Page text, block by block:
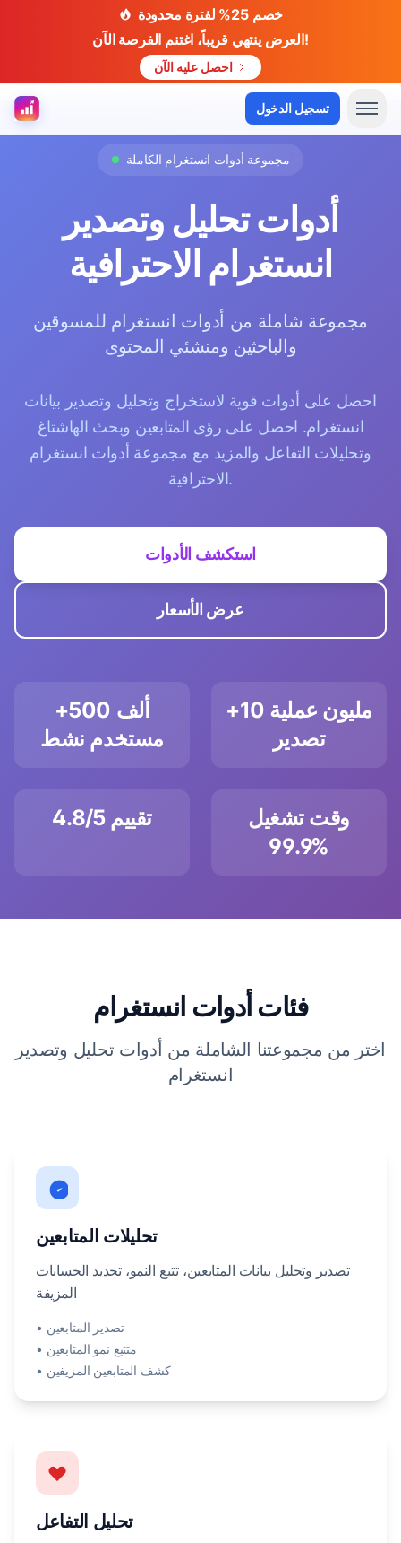
خصم 25% لفترة محدودة
العرض ينتهي قريباً، اغتنم الفرصة الآن!
احصل عليه الآن
تسجيل الدخول
مجموعة أدوات انستغرام الكاملة
أدوات تحليل وتصدير
انستغرام الاحترافية
مجموعة شاملة من أدوات انستغرام للمسوقين
والباحثين ومنشئي المحتوى
احصل على أدوات قوية لاستخراج وتحليل وتصدير بيانات
انستغرام. احصل على رؤى المتابعين وبحث الهاشتاغ
وتحليلات التفاعل والمزيد مع مجموعة أدوات انستغرام
الاحترافية.
استكشف الأدوات
عرض الأسعار
+500 ألف
مستخدم نشط
+10 مليون عملية
تصدير
تقييم 4.8/5
وقت تشغيل
99.9%
فئات أدوات انستغرام
اختر من مجموعتنا الشاملة من أدوات تحليل وتصدير
انستغرام
تحليلات المتابعين
تصدير وتحليل بيانات المتابعين، تتبع النمو، تحديد الحسابات
المزيفة
• تصدير المتابعين
• متتبع نمو المتابعين
• كشف المتابعين المزيفين
تحليل التفاعل